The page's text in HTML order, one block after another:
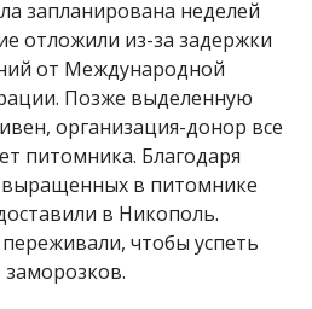
запланирована неделей
отложили из-за задержки
от Международной
Позже выделенную
организация-донор все
питомника. Благодаря
выращенных в питомнике
в Никополь.
чтобы успеть